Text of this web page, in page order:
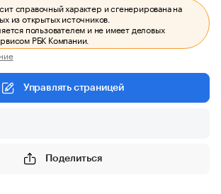
справочный характер и сгенерирована на
из открытых источников.
пользователем и не имеет деловых
РБК Компании.
Управлять страницей
Поделиться